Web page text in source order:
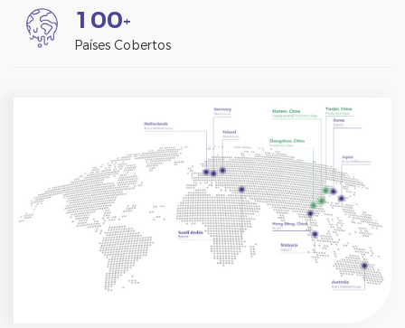
1 00+
Países Cobertos